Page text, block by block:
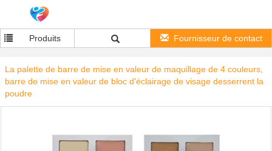
Produits Fournisseur de contact
La palette de barre de mise en valeur de maquillage de 4 couleurs,
barre de mise en valeur de bloc d'éclairage de visage desserrent la
poudre